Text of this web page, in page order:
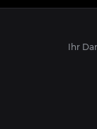
Ihr